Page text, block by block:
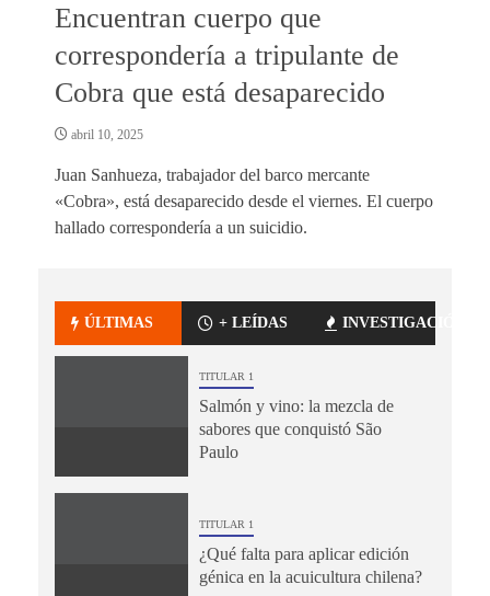
Encuentran cuerpo que
correspondería a tripulante de
Cobra que está desaparecido
abril 10, 2025
Juan Sanhueza, trabajador del barco mercante
«Cobra», está desaparecido desde el viernes. El cuerpo
hallado correspondería a un suicidio.
ÚLTIMAS + LEÍDAS INVESTIGACIÓN
TITULAR 1
Salmón y vino: la mezcla de
sabores que conquistó São
Paulo
TITULAR 1
¿Qué falta para aplicar edición
génica en la acuicultura chilena?